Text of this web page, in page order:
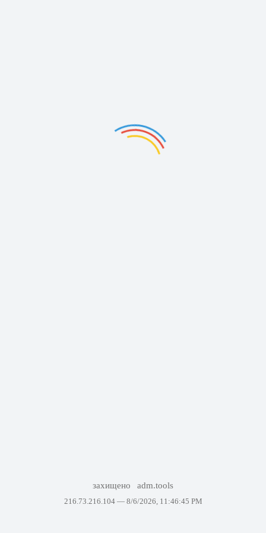
захищено adm.tools
216.73.216.104 — 8/6/2026, 11:46:45 PM